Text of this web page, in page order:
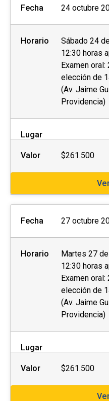
Fecha 24 octubre
Horario
Sábado 24
12:30 horas
Examen
elección de
(Av. Jaime
Providencia)
Lugar
Valor $261.500
Fecha 27 octubre
Horario
Martes 27
12:30 horas
Examen
elección de
(Av. Jaime
Providencia)
Lugar
Valor $261.500